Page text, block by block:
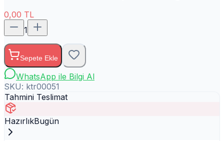
0,00 TL
1
Sepete Ekle
WhatsApp ile Bilgi Al
SKU: ktr00051
Tahmini Teslimat
HazırlıkBugün